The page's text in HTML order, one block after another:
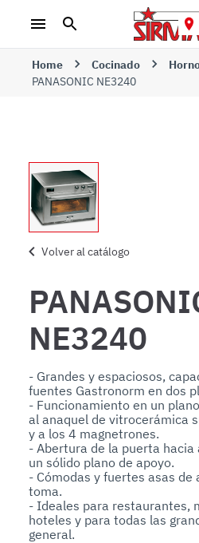
Home Cocinado
PANASONIC NE3240
Volver al catálogo
NE3240
- Grandes y espaciosos,
fuentes Gastronorm en dos
- Funcionamiento en un
al anaquel de vitrocerámica
y a los 4 magnetrones.
- Abertura de la puerta hacia
un sólido plano de apoyo.
- Cómodas y fuertes asas de
toma.
- Ideales para restaurantes,
hoteles y para todas las
general.